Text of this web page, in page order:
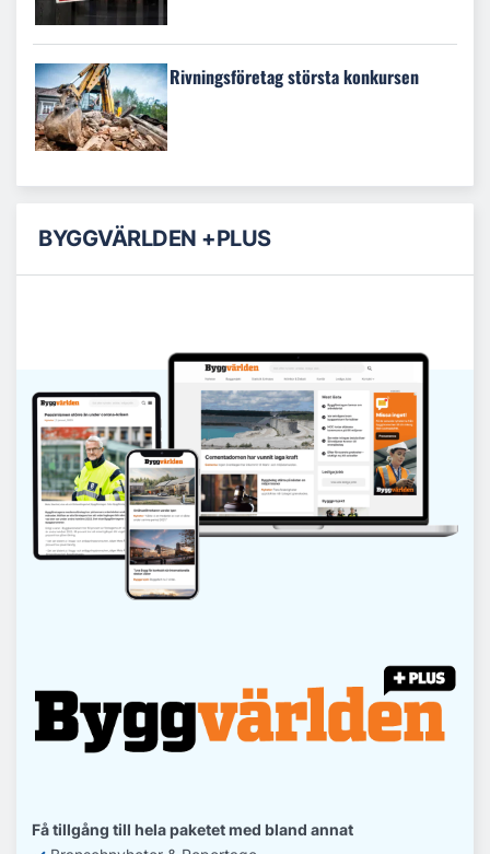
Rivningsföretag största konkursen
BYGGVÄRLDEN +PLUS
Få tillgång till hela paketet med bland annat